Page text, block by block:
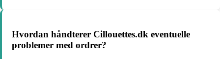
Hvordan håndterer Cillouettes.dk eventuelle
problemer med ordrer?